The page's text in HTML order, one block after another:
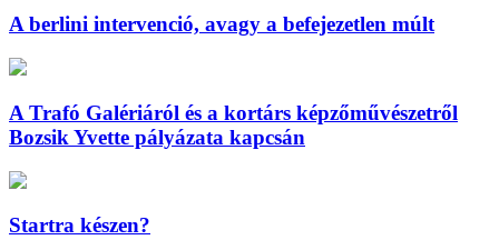
A berlini intervenció, avagy a befejezetlen múlt
A Trafó Galériáról és a kortárs képzőművészetről
Bozsik Yvette pályázata kapcsán
Startra készen?